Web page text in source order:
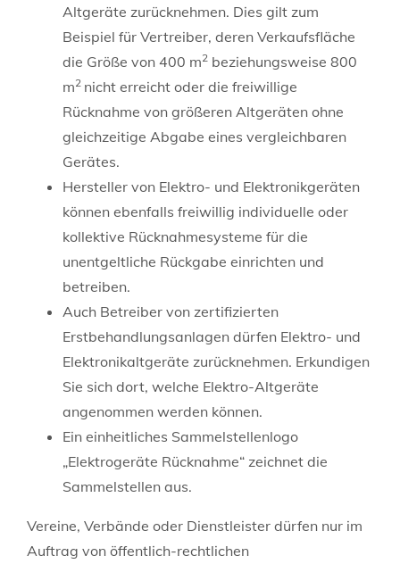
Altgeräte zurücknehmen. Dies gilt zum
Beispiel für Vertreiber, deren Verkaufsfläche
die Größe von 400 m2 beziehungsweise 800
m2 nicht erreicht oder die freiwillige
Rücknahme von größeren Altgeräten ohne
gleichzeitige Abgabe eines vergleichbaren
Gerätes.
Hersteller von Elektro- und Elektronikgeräten
können ebenfalls freiwillig individuelle oder
kollektive Rücknahmesysteme für die
unentgeltliche Rückgabe einrichten und
betreiben.
Auch Betreiber von zertifizierten
Erstbehandlungsanlagen dürfen Elektro- und
Elektronikaltgeräte zurücknehmen. Erkundigen
Sie sich dort, welche Elektro-Altgeräte
angenommen werden können.
Ein einheitliches Sammelstellenlogo
„Elektrogeräte Rücknahme“ zeichnet die
Sammelstellen aus.
Vereine, Verbände oder Dienstleister dürfen nur im
Auftrag von öffentlich-rechtlichen